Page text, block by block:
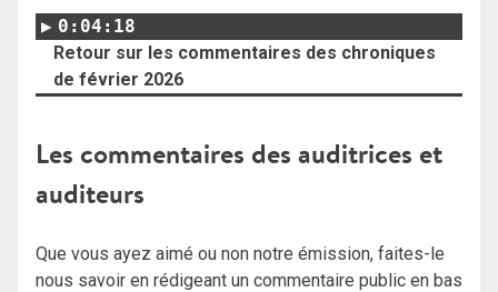
0:04:18
Retour sur les commentaires des chroniques
de février 2026
Les commentaires des auditrices et
auditeurs
Que vous ayez aimé ou non notre émission, faites-le
nous savoir en rédigeant un commentaire public en bas